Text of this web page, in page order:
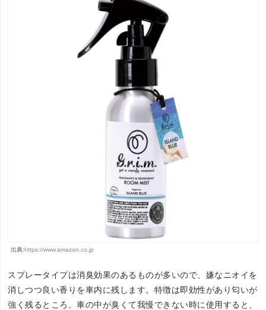
出典:https://www.amazon.co.jp
スプレータイプは消臭効果のあるものが多いので、嫌なニオイを
消しつつ良い香りを車内に残します。特徴は即効性があり匂いが
強く残るところ。車の中が臭くて我慢できない時に使用すると、